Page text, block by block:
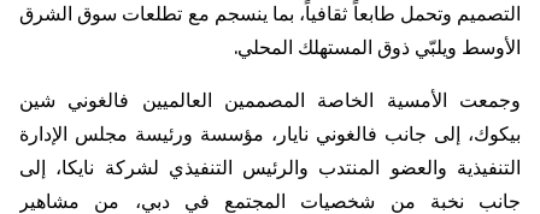
التصميم وتحمل طابعاً ثقافياً، بما ينسجم مع تطلعات سوق الشرق
الأوسط ويلبّي ذوق المستهلك المحلي.
وجمعت الأمسية الخاصة المصممين العالميين فالغوني شين
بيكوك، إلى جانب فالغوني نايار ، مؤسسة ورئيسة مجلس الإدارة
التنفيذية والعضو المنتدب والرئيس التنفيذي لشركة نايكا، إلى
جانب نخبة من شخصيات المجتمع في دبي، من مشاهير